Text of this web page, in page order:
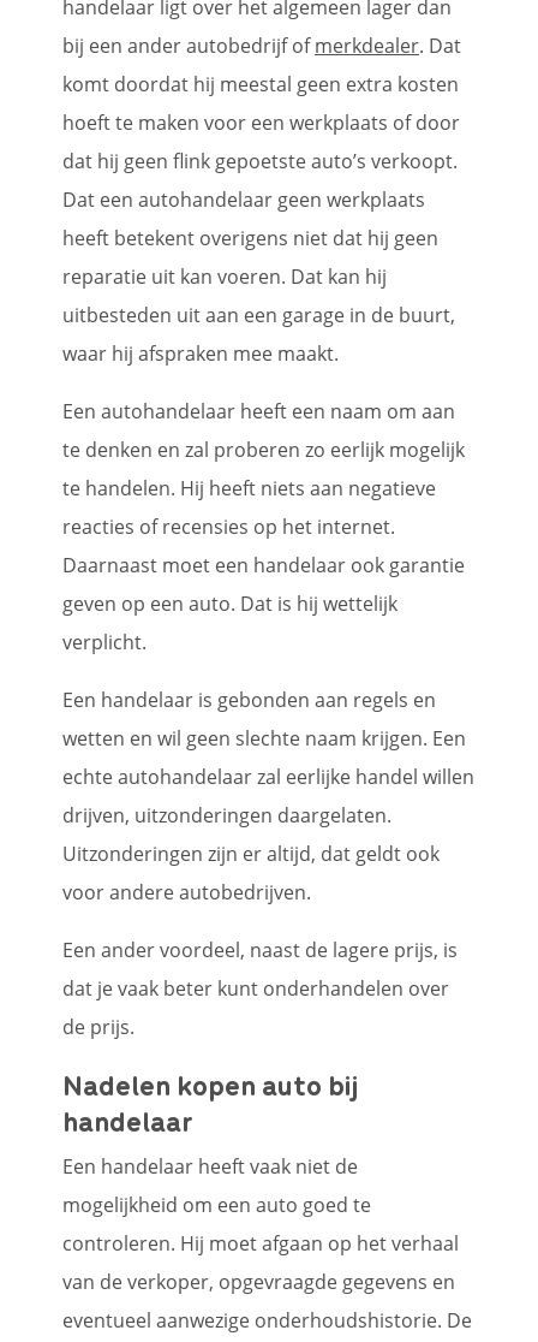
handelaar ligt over het algemeen lager dan
bij een ander autobedrijf ofmerkdealer. Dat
komt doordat hij meestal geen extra kosten
hoeft te maken voor een werkplaats of door
dat hij geen flink gepoetste auto’s verkoopt.
Dat een autohandelaar geen werkplaats
heeft betekent overigens niet dat hij geen
reparatie uit kan voeren. Dat kan hij
uitbesteden uit aan een garage in de buurt,
waar hij afspraken mee maakt.
Een autohandelaar heeft een naam om aan
te denken en zal proberen zo eerlijk mogelijk
te handelen. Hij heeft niets aan negatieve
reacties of recensies op het internet.
Daarnaast moet een handelaar ook garantie
geven op een auto. Dat is hij wettelijk
verplicht.
Een handelaar is gebonden aan regels en
wetten en wil geen slechte naam krijgen. Een
echte autohandelaar zal eerlijke handel willen
drijven, uitzonderingen daargelaten.
Uitzonderingen zijn er altijd, dat geldt ook
voor andere autobedrijven.
Een ander voordeel, naast de lagere prijs, is
dat je vaak beter kunt onderhandelen over
de prijs.
Nadelen kopen auto bij
handelaar
Een handelaar heeft vaak niet de
mogelijkheid om een auto goed te
controleren. Hij moet afgaan op het verhaal
van de verkoper, opgevraagde gegevens en
eventueel aanwezige onderhoudshistorie. De